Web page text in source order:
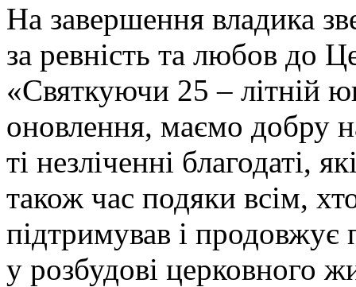
На завершення владика
за ревність та любов до
«Святкуючи 25 – літній
оновлення, маємо добру
ті незліченні благодаті,
також час подяки всім,
підтримував і продовжує
у розбудові церковного